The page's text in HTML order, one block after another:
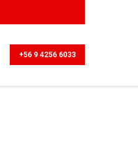
+56 9 4256 6033